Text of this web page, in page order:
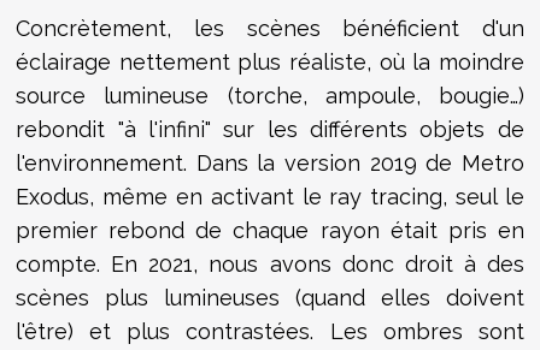
Concrètement, les scènes bénéficient d'un
éclairage nettement plus réaliste, où la moindre
source lumineuse (torche, ampoule, bougie…)
rebondit "à l'infini" sur les différents objets de
l'environnement. Dans la version 2019 de Metro
Exodus, même en activant le ray tracing, seul le
premier rebond de chaque rayon était pris en
compte. En 2021, nous avons donc droit à des
scènes plus lumineuses (quand elles doivent
l'être) et plus contrastées. Les ombres sont